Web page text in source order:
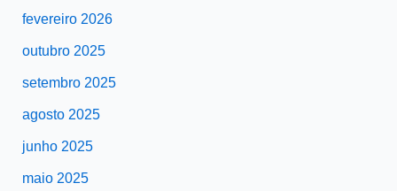
fevereiro 2026
outubro 2025
setembro 2025
agosto 2025
junho 2025
maio 2025